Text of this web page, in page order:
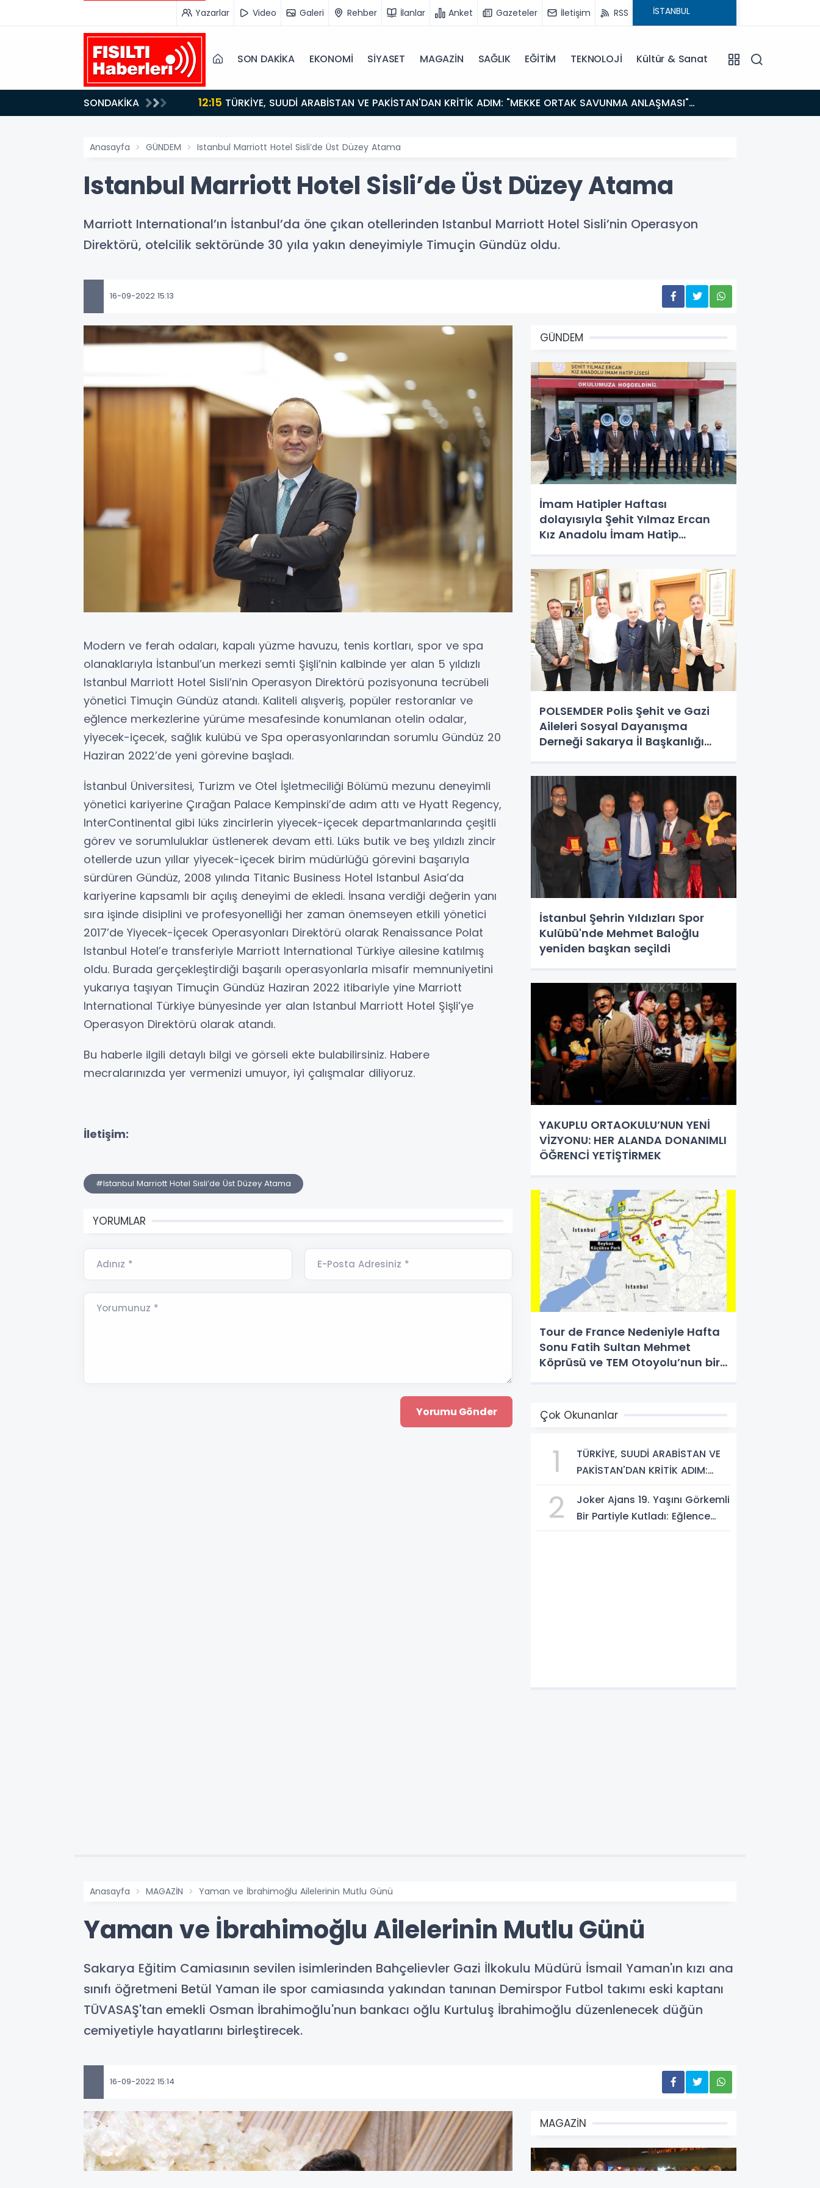
Yazarlar Video Galeri Rehber İlanlar Anket Gazeteler İletişim RSS
SON DAKİKA EKONOMİ SİYASET MAGAZİN SAĞLIK EĞİTİM TEKNOLOJİ Kültür & Sanat
SONDAKİKA 12:15
İMZALANDI!
Uyanacağız"
Anasayfa GÜNDEM Istanbul Marriott Hotel Sisli’de Üst Düzey Atama
Istanbul Marriott Hotel Sisli’de Üst Düzey Atama
Marriott International’ın İstanbul’da öne çıkan otellerinden Istanbul Marriott Hotel Sisli’nin Operasyon
Direktörü, otelcilik sektöründe 30 yıla yakın deneyimiyle Timuçin Gündüz oldu.
16-09-2022 15:13
Modern ve ferah odaları, kapalı yüzme havuzu, tenis kortları, spor ve spa
olanaklarıyla İstanbul’un merkezi semti Şişli’nin kalbinde yer alan 5 yıldızlı
Istanbul Marriott Hotel Sisli’nin Operasyon Direktörü pozisyonuna tecrübeli
yönetici Timuçin Gündüz atandı. Kaliteli alışveriş, popüler restoranlar ve
eğlence merkezlerine yürüme mesafesinde konumlanan otelin odalar,
yiyecek-içecek, sağlık kulübü ve Spa operasyonlarından sorumlu Gündüz 20
Haziran 2022’de yeni görevine başladı.
İstanbul Üniversitesi, Turizm ve Otel İşletmeciliği Bölümü mezunu deneyimli
yönetici kariyerine Çırağan Palace Kempinski’de adım attı ve Hyatt Regency,
InterContinental gibi lüks zincirlerin yiyecek-içecek departmanlarında çeşitli
görev ve sorumluluklar üstlenerek devam etti. Lüks butik ve beş yıldızlı zincir
otellerde uzun yıllar yiyecek-içecek birim müdürlüğü görevini başarıyla
sürdüren Gündüz, 2008 yılında Titanic Business Hotel Istanbul Asia’da
kariyerine kapsamlı bir açılış deneyimi de ekledi. İnsana verdiği değerin yanı
sıra işinde disiplini ve profesyonelliği her zaman önemseyen etkili yönetici
2017’de Yiyecek-İçecek Operasyonları Direktörü olarak Renaissance Polat
Istanbul Hotel’e transferiyle Marriott International Türkiye ailesine katılmış
oldu. Burada gerçekleştirdiği başarılı operasyonlarla misafir memnuniyetini
yukarıya taşıyan Timuçin Gündüz Haziran 2022 itibariyle yine Marriott
International Türkiye bünyesinde yer alan Istanbul Marriott Hotel Şişli’ye
Operasyon Direktörü olarak atandı.
Bu haberle ilgili detaylı bilgi ve görseli ekte bulabilirsiniz. Habere
mecralarınızda yer vermenizi umuyor, iyi çalışmalar diliyoruz.
İletişim:
#Istanbul Marriott Hotel Sisli’de Üst Düzey Atama
YORUMLAR
Adınız * E-Posta Adresiniz *
Yorumunuz *
GÜNDEM
İmam Hatipler Haftası
dolayısıyla Şehit Yılmaz Ercan
Kız Anadolu İmam Hatip
POLSEMDER Polis Şehit ve Gazi
Aileleri Sosyal Dayanışma
Derneği Sakarya İl Başkanlığı
İstanbul Şehrin Yıldızları Spor
Kulübü'nde Mehmet Baloğlu
yeniden başkan seçildi
YAKUPLU ORTAOKULU’NUN YENİ
VİZYONU: HER ALANDA DONANIMLI
ÖĞRENCİ YETİŞTİRMEK
Tour de France Nedeniyle Hafta
Sonu Fatih Sultan Mehmet
Köprüsü ve TEM Otoyolu’nun bir
saatleri arasında trafiğe
kapatılacak. Trafiğe Kapatılacak
Çok Okunanlar
1
TÜRKİYE, SUUDİ ARABİSTAN VE
PAKİSTAN'DAN KRİTİK ADIM:
ANLAŞMASI" İMZALANDI!
2
Joker Ajans 19. Yaşını Görkemli
Bir Partiyle Kutladı: Eğlence
Anasayfa MAGAZİN Yaman ve İbrahimoğlu Ailelerinin Mutlu Günü
Yaman ve İbrahimoğlu Ailelerinin Mutlu Günü
Sakarya Eğitim Camiasının sevilen isimlerinden Bahçelievler Gazi İlkokulu Müdürü İsmail Yaman'ın kızı ana
sınıfı öğretmeni Betül Yaman ile spor camiasında yakından tanınan Demirspor Futbol takımı eski kaptanı
TÜVASAŞ'tan emekli Osman İbrahimoğlu'nun bankacı oğlu Kurtuluş İbrahimoğlu düzenlenecek düğün
cemiyetiyle hayatlarını birleştirecek.
16-09-2022 15:14
MAGAZİN